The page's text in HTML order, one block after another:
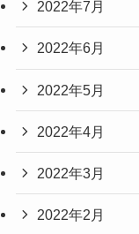
2022年7月
2022年6月
2022年5月
2022年4月
2022年3月
2022年2月